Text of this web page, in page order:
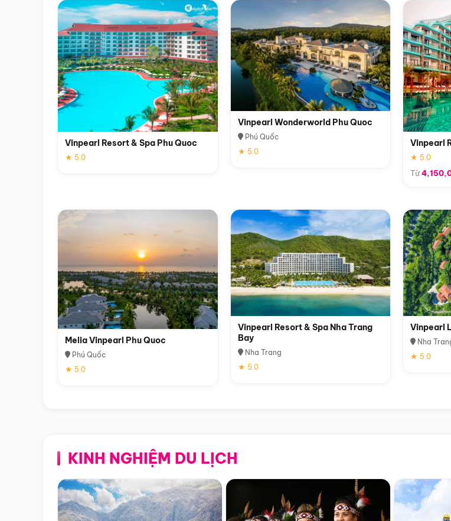
Vinpearl Resort & Spa Phu Quoc
★ 5.0
Vinpearl Wonderworld Phu Quoc
Phú Quốc
★ 5.0
Vinpearl
★ 5.0
Từ
Melia Vinpearl Phu Quoc
Phú Quốc
★ 5.0
Vinpearl Resort & Spa Nha Trang
Bay
Nha Trang
★ 5.0
Vinpearl
Nha
★ 5.0
KINH NGHIỆM DU LỊCH